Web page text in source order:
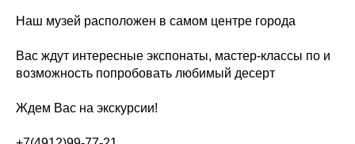
Наш музей расположен в самом центре города
Вас ждут интересные экспонаты, мастер-классы по и
возможность попробовать любимый десерт
Ждем Вас на экскурсии!